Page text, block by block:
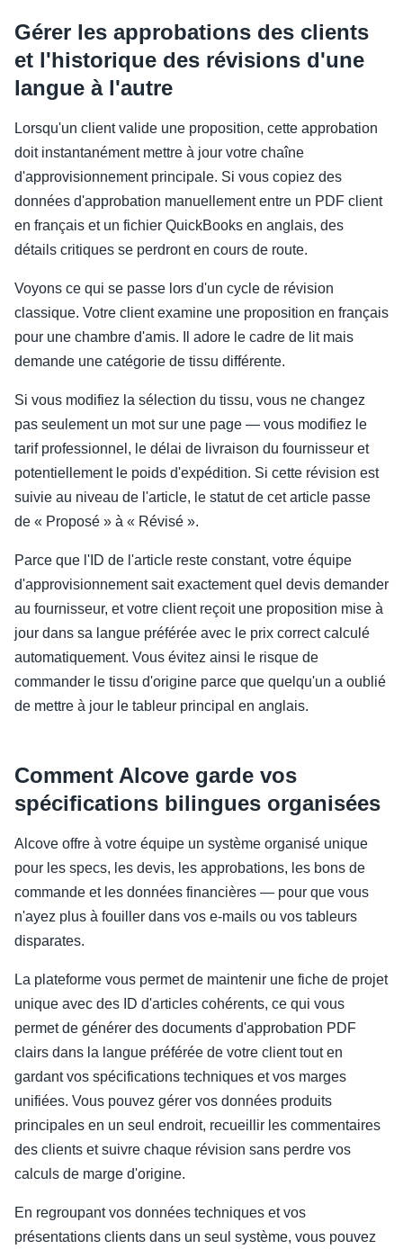
Gérer les approbations des clients
et l'historique des révisions d'une
langue à l'autre
Lorsqu'un client valide une proposition, cette approbation
doit instantanément mettre à jour votre chaîne
d'approvisionnement principale. Si vous copiez des
données d'approbation manuellement entre un PDF client
en français et un fichier QuickBooks en anglais, des
détails critiques se perdront en cours de route.
Voyons ce qui se passe lors d'un cycle de révision
classique. Votre client examine une proposition en français
pour une chambre d'amis. Il adore le cadre de lit mais
demande une catégorie de tissu différente.
Si vous modifiez la sélection du tissu, vous ne changez
pas seulement un mot sur une page — vous modifiez le
tarif professionnel, le délai de livraison du fournisseur et
potentiellement le poids d'expédition. Si cette révision est
suivie au niveau de l'article, le statut de cet article passe
de « Proposé » à « Révisé ».
Parce que l'ID de l'article reste constant, votre équipe
d'approvisionnement sait exactement quel devis demander
au fournisseur, et votre client reçoit une proposition mise à
jour dans sa langue préférée avec le prix correct calculé
automatiquement. Vous évitez ainsi le risque de
commander le tissu d'origine parce que quelqu'un a oublié
de mettre à jour le tableur principal en anglais.
Comment Alcove garde vos
spécifications bilingues organisées
Alcove offre à votre équipe un système organisé unique
pour les specs, les devis, les approbations, les bons de
commande et les données financières — pour que vous
n'ayez plus à fouiller dans vos e-mails ou vos tableurs
disparates.
La plateforme vous permet de maintenir une fiche de projet
unique avec des ID d'articles cohérents, ce qui vous
permet de générer des documents d'approbation PDF
clairs dans la langue préférée de votre client tout en
gardant vos spécifications techniques et vos marges
unifiées. Vous pouvez gérer vos données produits
principales en un seul endroit, recueillir les commentaires
des clients et suivre chaque révision sans perdre vos
calculs de marge d'origine.
En regroupant vos données techniques et vos
présentations clients dans un seul système, vous pouvez